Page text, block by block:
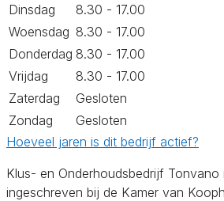
Dinsdag
8.30 - 17.00
Woensdag 8.30 - 17.00
Donderdag 8.30 - 17.00
Vrijdag
8.30 - 17.00
Zaterdag
Gesloten
Zondag
Gesloten
Hoeveel jaren is dit bedrijf actief?
Klus- en Onderhoudsbedrijf Tonvano
ingeschreven bij de Kamer van